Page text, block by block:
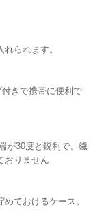
られます。
きで携帯に便利で
が30度と鋭利で、繊
おりません
ておけるケース。